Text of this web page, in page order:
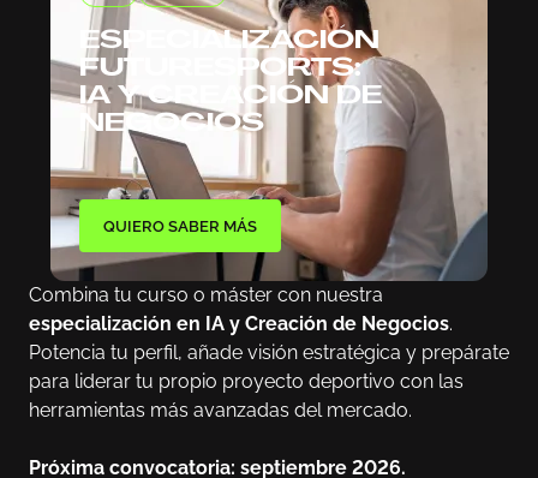
ESPECIALIZACIÓN
FUTURESPORTS:
IA Y CREACIÓN DE
NEGOCIOS
QUIERO SABER MÁS
Combina tu curso o máster con nuestra
especialización en IA y Creación de Negocios.
Potencia tu perfil, añade visión estratégica y prepárate
para liderar tu propio proyecto deportivo con las
herramientas más avanzadas del mercado.
Próxima convocatoria: septiembre 2026.